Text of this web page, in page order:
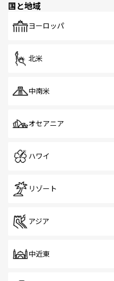
で、ホーカーズは地
国と地域
ヨーロッパ
北米
中南米
オセアニア
ハワイ
リゾート
アジア
中近東